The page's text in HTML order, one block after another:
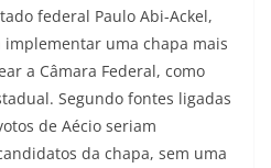
federal Paulo Abi-Ackel,
uma chapa mais
a Câmara Federal, como
Segundo fontes ligadas
de Aécio seriam
da chapa, sem uma